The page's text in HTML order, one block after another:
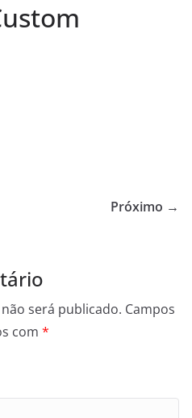
Próximo →
será publicado. Campos
com *